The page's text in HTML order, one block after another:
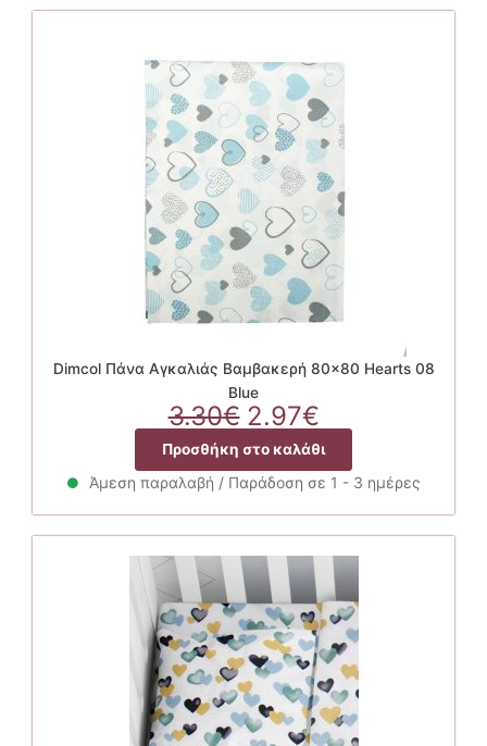
Dimcol Πάνα Αγκαλιάς Βαμβακερή 80×80 Hearts 08
Blue
3.30€ Original
price
was:
3.30€.
2.97€Η
τρέχουσα
τιμή
είναι:
2.97€.
Προσθήκη στο καλάθι
Άμεση παραλαβή / Παράδοση σε 1 - 3 ημέρες